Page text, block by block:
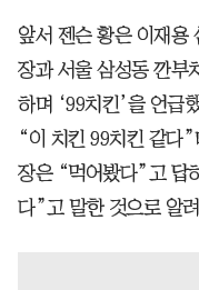
앞서 젠슨 황은 이재용
장과 서울 삼성동 깐부
하며 ‘99치킨’을 언급
“이 치킨 99치킨 같다
장은 “먹어봤다”고 답
다”고 말한 것으로 알